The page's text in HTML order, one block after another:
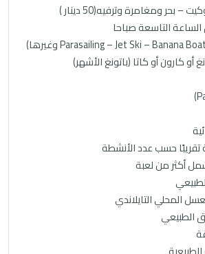
– بحر ومغامرة وترفيه(50 دينار )
التاسعة صباحا
كارون أو كاتا (باتونغ الأشهر)
أكثر من لعبة
المحلي التايلاندي
الطبيعي